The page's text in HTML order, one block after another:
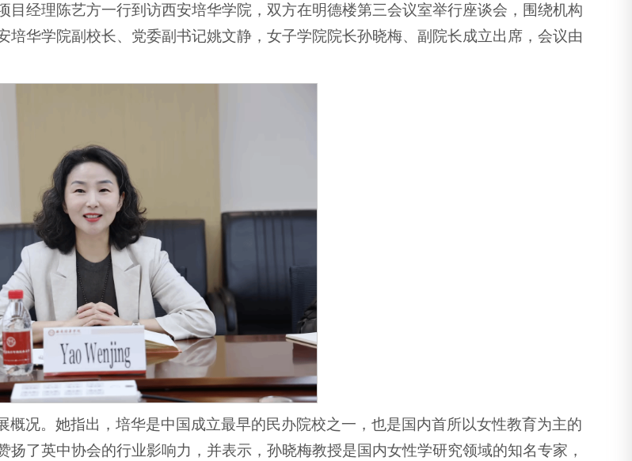
目经理陈艺方一行到访西安培华学院，双方在明德楼第三会议室举行座谈会，围绕机构
华学院副校长、党委副书记姚文静，女子学院院长孙晓梅、副院长成立出席，会议由
况。她指出，培华是中国成立最早的民办院校之一，也是国内首所以女性教育为主的
了英中协会的行业影响力，并表示，孙晓梅教授是国内女性学研究领域的知名专家，